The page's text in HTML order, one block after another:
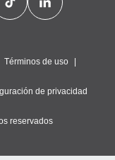
Términos de uso
de privacidad
reservados